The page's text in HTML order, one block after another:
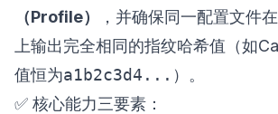
（Profile）
，并确保同一配置文件
上输出完全相同的指纹哈希值（如
值恒为a1b2c3d4... ）。
✅ 核心能力三要素：